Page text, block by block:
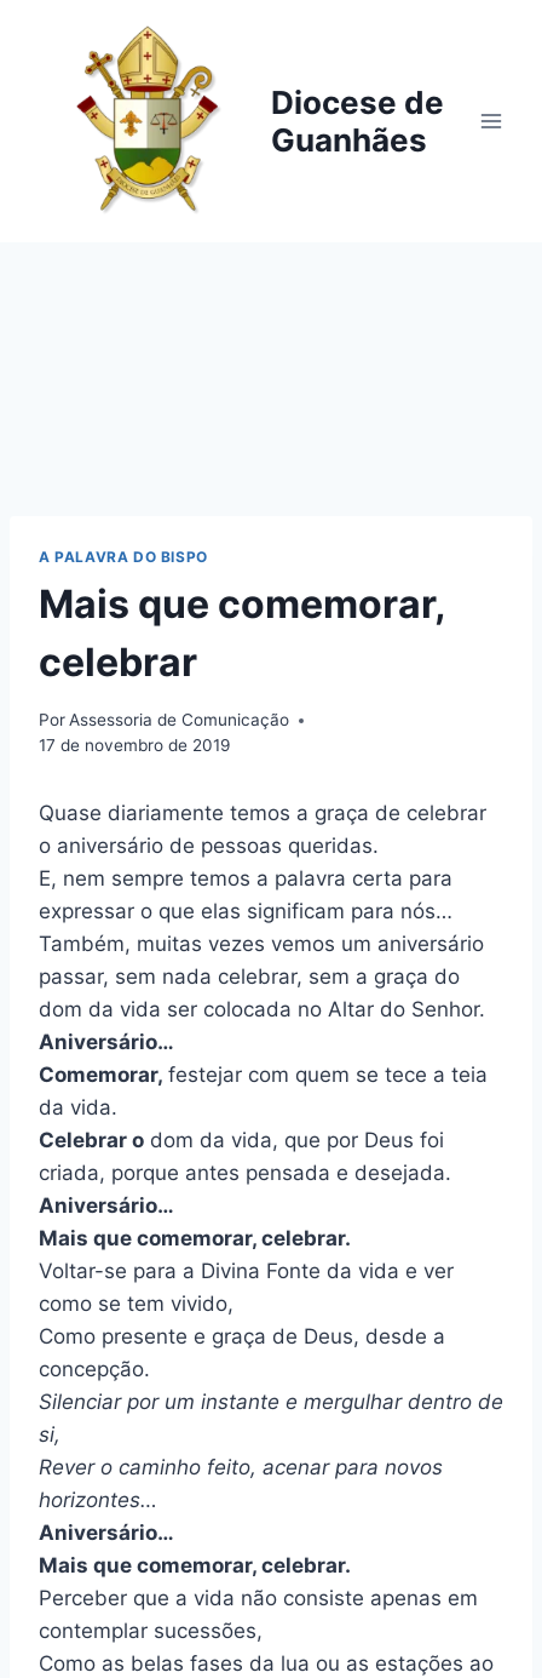
Conteúdo
Diocese de
Guanhães
A PALAVRA DO BISPO
Mais que comemorar,
celebrar
PorAssessoria de Comunicação
17 de novembro de 2019
Quase diariamente temos a graça de celebrar
o aniversário de pessoas queridas.
E, nem sempre temos a palavra certa para
expressar o que elas significam para nós…
Também, muitas vezes vemos um aniversário
passar, sem nada celebrar, sem a graça do
dom da vida ser colocada no Altar do Senhor.
Aniversário…
Comemorar, festejar com quem se tece a teia
da vida.
Celebrar o dom da vida, que por Deus foi
criada, porque antes pensada e desejada.
Aniversário…
Mais que comemorar, celebrar.
Voltar-se para a Divina Fonte da vida e ver
como se tem vivido,
Como presente e graça de Deus, desde a
concepção.
Silenciar por um instante e mergulhar dentro de
si,
Rever o caminho feito, acenar para novos
horizontes…
Aniversário…
Mais que comemorar, celebrar.
Perceber que a vida não consiste apenas em
contemplar sucessões,
Como as belas fases da lua ou as estações ao